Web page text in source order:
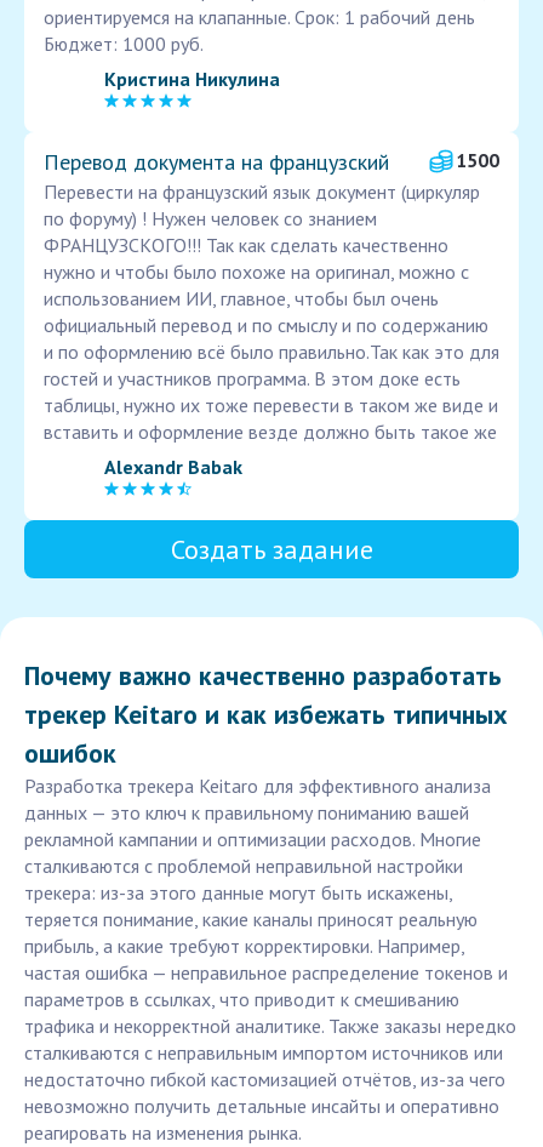
ориентируемся на клапанные. Срок: 1 рабочий день
Бюджет: 1000 руб.
Кристина Никулина
Перевод документа на французский
1500
Перевести на французский язык документ (циркуляр
по форуму) ! Нужен человек со знанием
ФРАНЦУЗСКОГО!!! Так как сделать качественно
нужно и чтобы было похоже на оригинал, можно с
использованием ИИ, главное, чтобы был очень
официальный перевод и по смыслу и по содержанию
и по оформлению всё было правильно.Так как это для
гостей и участников программа. В этом доке есть
таблицы, нужно их тоже перевести в таком же виде и
вставить и оформление везде должно быть такое же
Alexandr Babak
Создать задание
Почему важно качественно разработать
трекер Keitaro и как избежать типичных
ошибок
Разработка трекера Keitaro для эффективного анализа
данных — это ключ к правильному пониманию вашей
рекламной кампании и оптимизации расходов. Многие
сталкиваются с проблемой неправильной настройки
трекера: из-за этого данные могут быть искажены,
теряется понимание, какие каналы приносят реальную
прибыль, а какие требуют корректировки. Например,
частая ошибка — неправильное распределение токенов и
параметров в ссылках, что приводит к смешиванию
трафика и некорректной аналитике. Также заказы нередко
сталкиваются с неправильным импортом источников или
недостаточно гибкой кастомизацией отчётов, из-за чего
невозможно получить детальные инсайты и оперативно
реагировать на изменения рынка.